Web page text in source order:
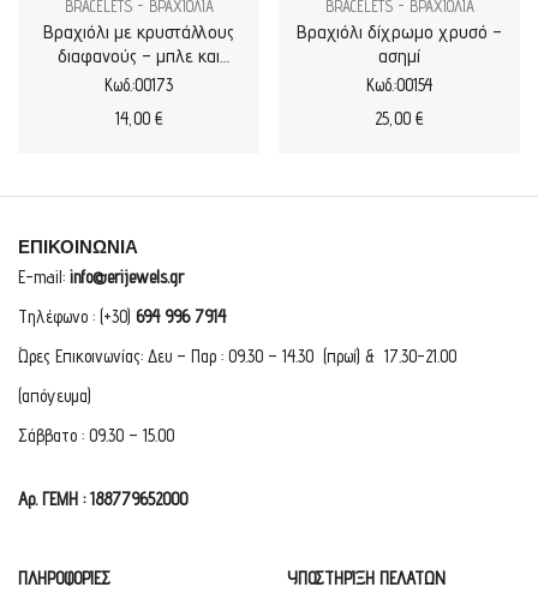
BRACELETS - ΒΡΑΧΙΟΛΙΑ
Βραχιόλι με κρυστάλλους
διαφανούς – μπλε και
καρδιές
Κωδ.:00173
14,00 €
BRACELETS - ΒΡΑΧΙΟΛΙΑ
Βραχιόλι δίχρωμο χρυσό –
ασημί
Κωδ.:00154
25,00 €
ΕΠΙΚΟΙΝΩΝΙΑ
E-mail: info@erijewels.gr
Τηλέφωνο : (+30) 694 996 7914
Ώρες Επικοινωνίας: Δευ – Παρ : 09.30 – 14.30 (πρωί) & 17.30-21.00
(απόγευμα)
Σάββατο : 09.30 – 15.00
Αρ. ΓΕΜΗ : 188779652000
ΠΛΗΡΟΦΟΡΙΕΣ ΥΠΟΣΤΗΡΙΞΗ ΠΕΛΑΤΩΝ